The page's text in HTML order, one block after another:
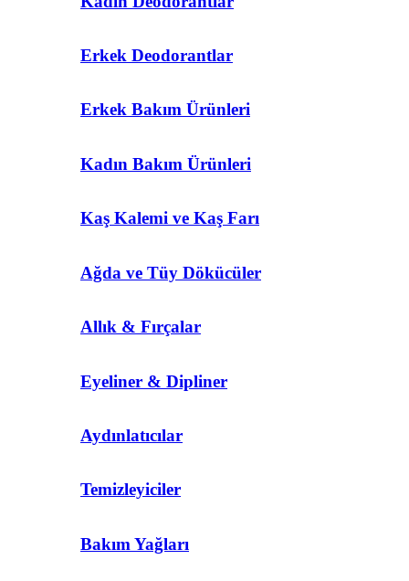
Erkek Deodorantlar
Erkek Bakım Ürünleri
Kadın Bakım Ürünleri
Kaş Kalemi ve Kaş Farı
Ağda ve Tüy Dökücüler
Allık & Fırçalar
Eyeliner & Dipliner
Aydınlatıcılar
Temizleyiciler
Bakım Yağları